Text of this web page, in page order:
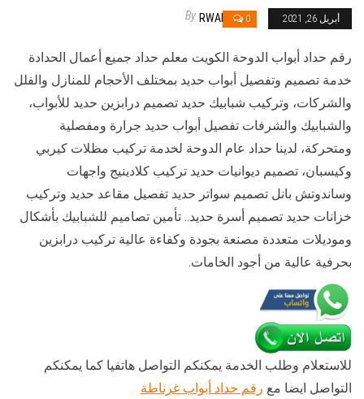
أبريل 26, 2021 0
By RWAN
رقم حداد أبواب الدوحة الكويت معلم حداد جميع أعمال الحدادة
خدمة تصميم وتفصيل أبواب حديد بمختلف الأحجام للمنازل والفلل
والشركات، وتركيب شبابيك حديد تصميم درابزين حديد للأبواب،
والشبابيك والشرفات تفصيل أبواب حديد جرارة ومفصلية
ومتحركة، لدينا حداد عام الدوحة لخدمة تركيب مظلات كيربي
وكيسبان، تصميم ديوانيات حديد تركيب كلادينيج واجهات
وساندوتش بانل تصميم سواتر حديد تفصيل مقاعد حديد وتركيب
خزانات حديد تصميم أسرة حديد.. تأمين تصاميم للشبابيك بأشكال
وموديلات متعددة مصنعة بجودة وكفاءة عالية تركيب درابزين
بحرفية عالية من أجود الخامات.
للاستعلام وطلب الخدمة يمكنكم التواصل هاتفيا كما يمكنكم
التواصل ايضا مع رقم حداد أبواب غرناطة